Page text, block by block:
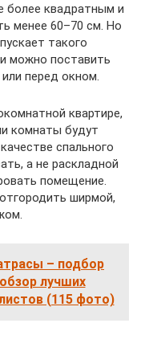
более квадратным и
менее 60–70 см. Но
такого
можно поставить
перед окном.
квартире,
комнаты будут
спального
а не раскладной
помещение.
ширмой,
– подбор
лучших
(115 фото)